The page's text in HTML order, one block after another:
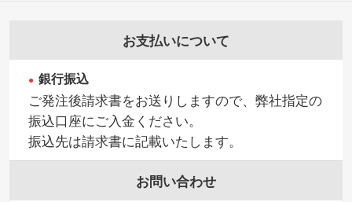
お支払いについて
銀行振込
ご発注後請求書をお送りしますので、弊社指定の
振込口座にご入金ください。
振込先は請求書に記載いたします。
お問い合わせ